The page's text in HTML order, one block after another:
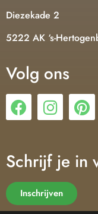
Diezekade 2
5222 AK ‘s-
Volg ons
Schrijf je in
Inschrijven